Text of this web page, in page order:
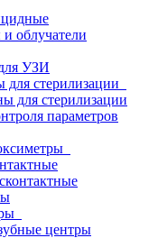
облучатели
УЗИ
для стерилизации
для стерилизации
параметров
центры